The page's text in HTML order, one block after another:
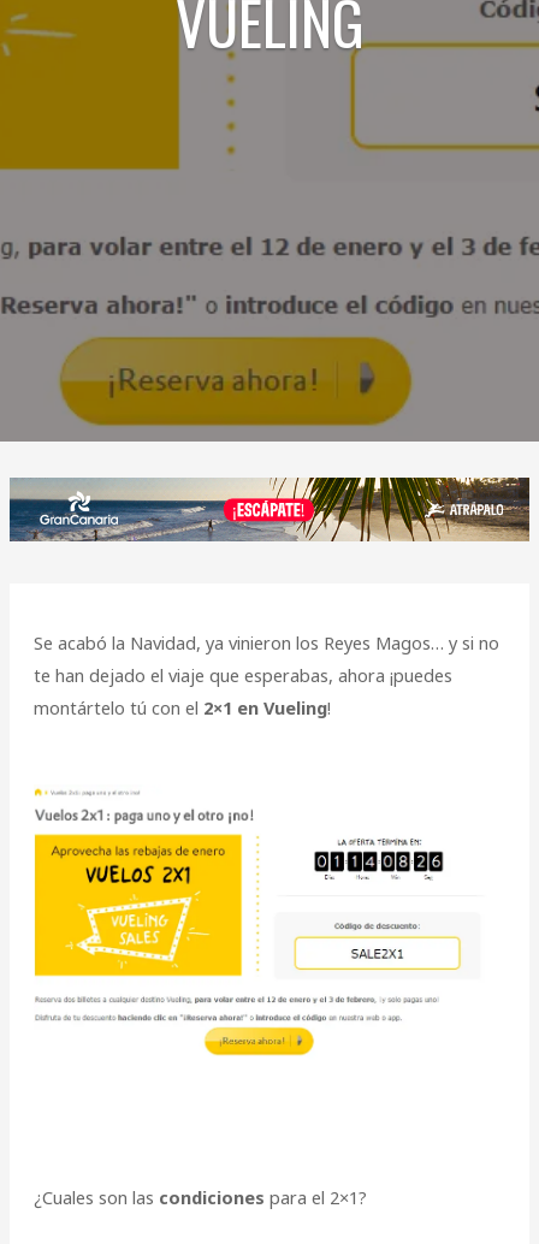
VUELING
Se acabó la Navidad, ya vinieron los Reyes Magos… y si no
te han dejado el viaje que esperabas, ahora ¡puedes
montártelo tú con el 2×1 en Vueling!
¿Cuales son las condiciones para el 2×1?